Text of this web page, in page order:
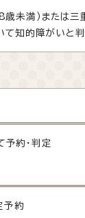
歳未満）または
て知的障がいと
約・判定
予約